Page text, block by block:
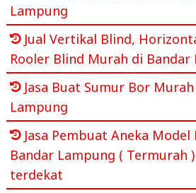
Lampung
Jual Vertikal Blind,
Rooler Blind Murah di Bandar
Jasa Buat Sumur Bor
Lampung
Jasa Pembuat Aneka
Bandar Lampung ( Termurah
terdekat